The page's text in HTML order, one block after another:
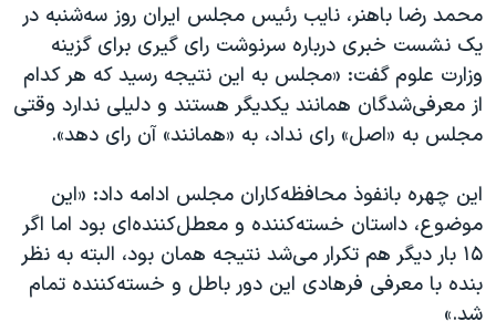
قانون شفافیت دارائی کادر رهبری ایران
اعتراضات مردمی آبان ۹۸
اسرائیل در جنگ
همایش محافظه‌کاران آمریکا «سی‌پک»
صفحه‌های ویژه
سفر پرزیدنت ترامپ به چین
محمد رضا باهنر، نایب رئیس مجلس ایران روز سه‌شنبه در
یک نشست خبری درباره سرنوشت رای گیری برای گزینه
وزارت علوم گفت: «مجلس به این نتیجه رسید که هر کدام
از معرفی‌شدگان همانند یکدیگر هستند و دلیلی ندارد وقتی
مجلس به «اصل» رای نداد، به «همانند» آن رای دهد».
این چهره بانفوذ محافظه‌کاران مجلس ادامه داد: «این
موضوع، داستان خسته‌کننده و معطل‌کننده‌ای بود اما اگر
۱۵ بار دیگر هم تکرار می‌شد نتیجه همان بود، البته به نظر
بنده با معرفی فرهادی این دور باطل و خسته‌کننده تمام
شد.»